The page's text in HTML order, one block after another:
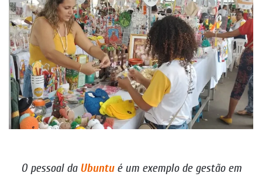
mail
O pessoal da Ubuntué um exemplo de gestão em